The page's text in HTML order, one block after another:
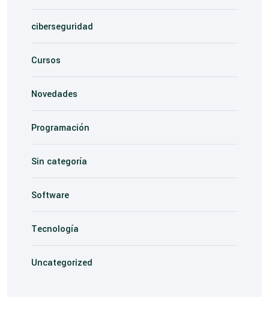
ciberseguridad
Cursos
Novedades
Programación
Sin categoría
Software
Tecnología
Uncategorized